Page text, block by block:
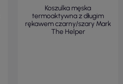
Koszulka męska
termoaktywna z długim
rękawem czarny/szary Mark
The Helper